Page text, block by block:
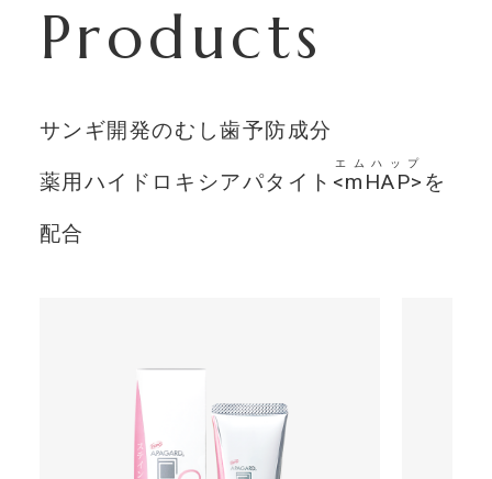
Products
サンギ開発のむし歯予防成分
薬用ハイドロキシアパタイト <mHAP>
エムハップ
を
配合